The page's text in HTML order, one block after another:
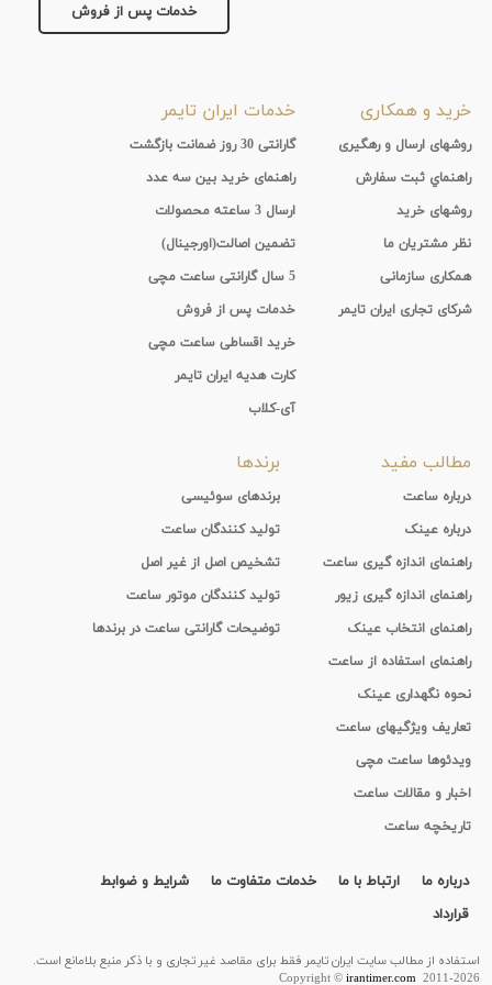
خدمات پس از فروش
خرید و همکاری
روشهای ارسال و رهگیری
راهنماي ثبت سفارش
روشهای خرید
نظر مشتریان ما
همکاری سازمانی
شرکای تجاری ایران تایمر
خدمات ایران تایمر
گارانتی 30 روز ضمانت بازگشت
راهنمای خرید بین سه عدد
ارسال 3 ساعته محصولات
تضمین اصالت(اورجینال)
5 سال گارانتی ساعت مچی
خدمات پس از فروش
خرید اقساطی ساعت مچی
کارت هدیه ایران تایمر
آی-کلاب
مطالب مفید
درباره ساعت
درباره عینک
راهنمای اندازه گیری ساعت
راهنمای اندازه گیری زیور
راهنمای انتخاب عینک
راهنمای استفاده از ساعت
نحوه نگهداری عینک
تعاریف ویژگیهای ساعت
ویدئوها ساعت مچی
اخبار و مقالات ساعت
تاریخچه ساعت
برندها
برندهای سوئیسی
تولید کنندگان ساعت
تشخیص اصل از غیر اصل
تولید کنندگان موتور ساعت
توضیحات گارانتی ساعت در برندها
درباره ما ارتباط با ما خدمات متفاوت ما
شرایط و ضوابط
قرارداد
استفاده از مطالب سايت ایران تایمر فقط برای مقاصد غیر تجاری و با ذکر منبع بلامانع است.
Copyright ©irantimer.com2011-2026